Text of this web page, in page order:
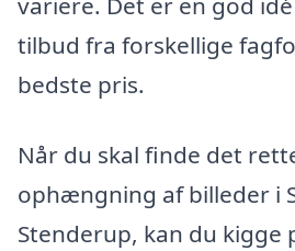
tilbud fra forskellige
bedste pris.
Når du skal finde det
ophængning af billeder i
Stenderup, kan du kigge